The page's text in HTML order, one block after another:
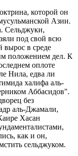
которой он
Азии.
Сельджуки,
под свой всю
в среде
положением дел. К
оплоте
Нила, едва ли
халифа аль-
Аббасидов".
без
аль-Джамали,
Хасан
как и он,
сельджуком.